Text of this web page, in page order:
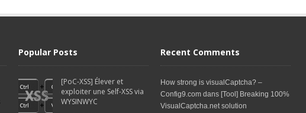
Popular Posts
[PoC-XSS] Élever et
exploiter une Self-XSS via
WYSINWYC
Recent Comments
How strong is visualCaptcha? –
Config9.com dans [Tool] Breaking 100%
VisualCaptcha.net solution